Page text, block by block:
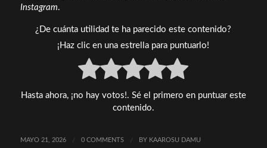
Instagram.
¿De cuánta utilidad te ha parecido este contenido?
¡Haz clic en una estrella para puntuarlo!
Hasta ahora, ¡no hay votos!. Sé el primero en puntuar este
contenido.
MAYO 21, 2026 / 0 COMMENTS / BY KAAROSU DAMU